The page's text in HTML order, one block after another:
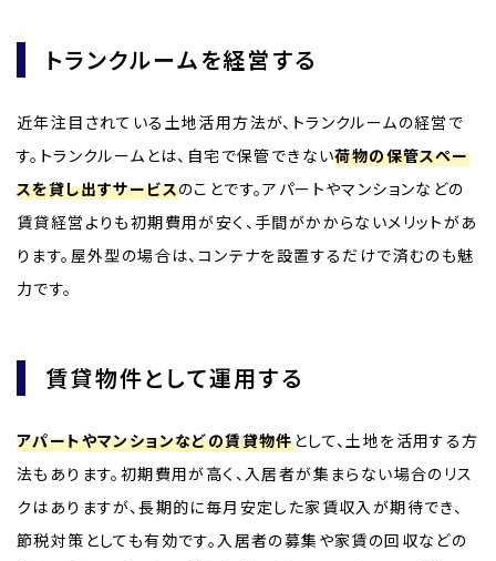
トランクルームを経営する
近年注目されている土地活用方法が、トランクルームの経営で
す。トランクルームとは、自宅で保管できない荷物の保管スペー
スを貸し出すサービスのことです。アパートやマンションなどの
賃貸経営よりも初期費用が安く、手間がかからないメリットがあ
ります。屋外型の場合は、コンテナを設置するだけで済むのも魅
力です。
賃貸物件として運用する
アパートやマンションなどの賃貸物件として、土地を活用する方
法もあります。初期費用が高く、入居者が集まらない場合のリス
クはありますが、長期的に毎月安定した家賃収入が期待でき、
節税対策としても有効です。入居者の募集や家賃の回収などの